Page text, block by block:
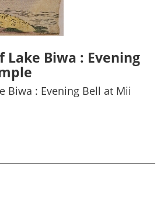
Lake Biwa : Evening
Biwa : Evening Bell at Mii